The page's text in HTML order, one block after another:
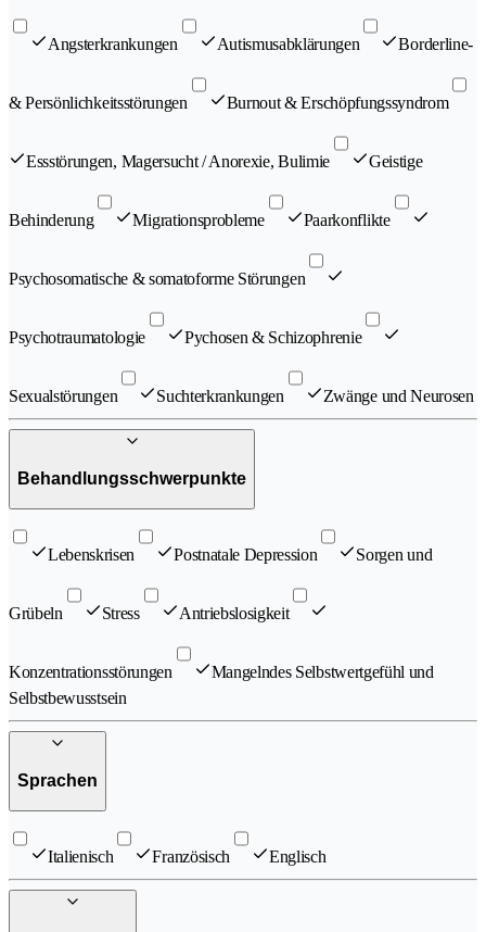
Angsterkrankungen Autismusabklärungen Borderline-
& Persönlichkeitsstörungen Burnout & Erschöpfungssyndrom
Essstörungen, Magersucht / Anorexie, Bulimie Geistige
Behinderung Migrationsprobleme Paarkonflikte
Psychosomatische & somatoforme Störungen
Psychotraumatologie Pychosen & Schizophrenie
Sexualstörungen Suchterkrankungen Zwänge und Neurosen
Behandlungsschwerpunkte
Lebenskrisen Postnatale Depression Sorgen und
Grübeln Stress Antriebslosigkeit
Konzentrationsstörungen
Mangelndes Selbstwertgefühl und
Selbstbewusstsein
Sprachen
Italienisch Französisch Englisch